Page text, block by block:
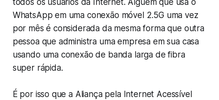
todos os usuários da Internet. Alguém que usa o
WhatsApp em uma conexão móvel 2.5G uma vez
por mês é considerada da mesma forma que outra
pessoa que administra uma empresa em sua casa
usando uma conexão de banda larga de fibra
super rápida.
É por isso que a Aliança pela Internet Acessível